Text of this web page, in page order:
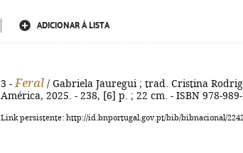
ADICIONAR À LISTA
3 - Feral / Gabriela Jauregui ; trad. Cristina
América, 2025. - 238, [6] p. ; 22 cm. - ISBN 978-989-
Link persistente: http://id.bnportugal.gov.pt/bib/bibnacional/